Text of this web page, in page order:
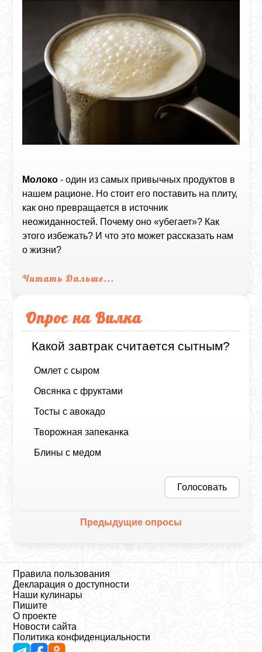
Молоко - один из самых привычных продуктов в
нашем рационе. Но стоит его поставить на плиту,
как оно превращается в источник
неожиданностей. Почему оно «убегает»? Как
этого избежать? И что это может рассказать нам
о жизни?
Читать Дальше...
Опрос на Вилка
Какой завтрак считается сытным?
Омлет с сыром
Овсянка с фруктами
Тосты с авокадо
Творожная запеканка
Блины с медом
Голосовать
Предыдущие опросы
Правила пользования
Декларация о доступности
Наши кулинары
Пишите
О проекте
Новости сайта
Политика конфиденциальности